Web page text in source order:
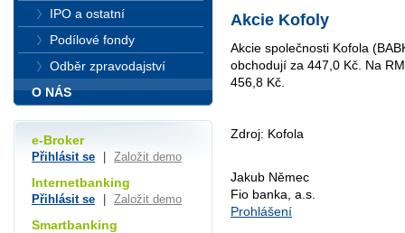
Akcie Kofoly
Akcie společnosti Kofola
obchodují za 447,0 Kč. Na
456,8 Kč.
Zdroj: Kofola
Jakub Němec
Fio banka, a.s.
Prohlášení
IPO a ostatní
Podílové fondy
Odběr zpravodajství
O NÁS
e-Broker
Přihlásit se Založit demo
Internetbanking
Přihlásit se Založit demo
Smartbanking